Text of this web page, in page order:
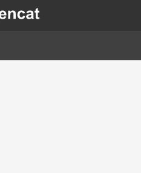
Vés
al
en una nova finestra.